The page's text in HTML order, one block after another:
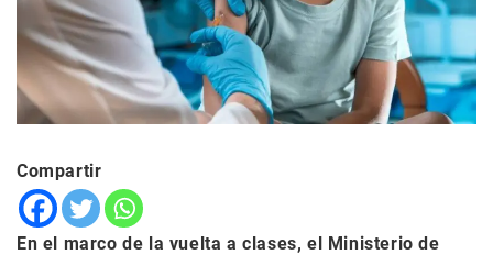
Compartir
En el marco de la vuelta a clases, el Ministerio de